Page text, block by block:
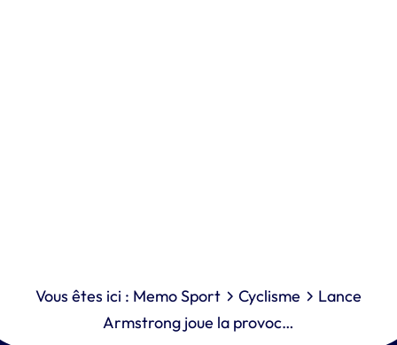
Vous êtes ici : Memo Sport Cyclisme
Lance
Armstrong joue la provoc…